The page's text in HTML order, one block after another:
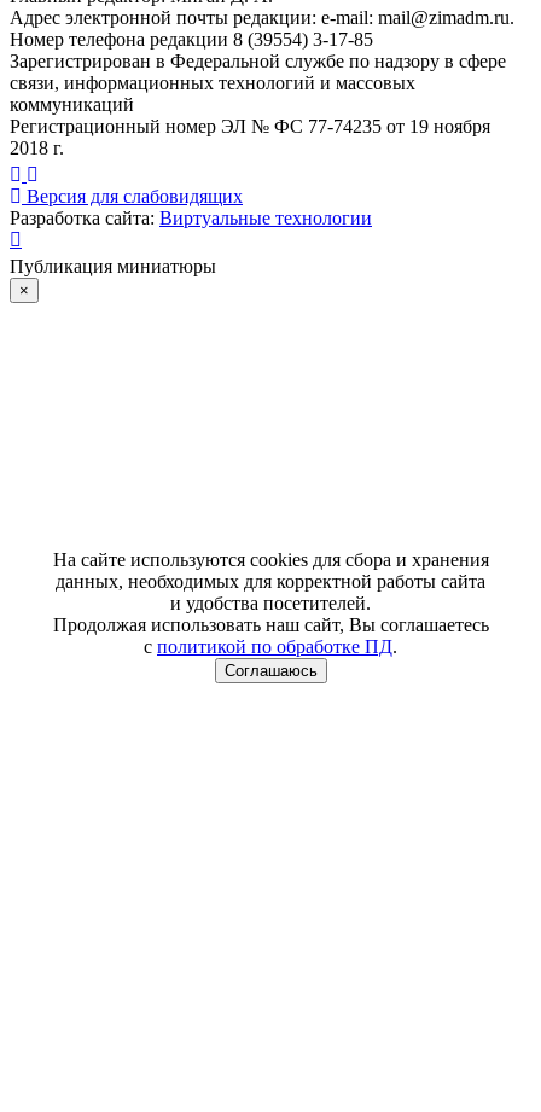
Адрес электронной почты редакции: e-mail: mail@zimadm.ru.
Номер телефона редакции 8 (39554) 3-17-85
Зарегистрирован в Федеральной службе по надзору в сфере
связи, информационных технологий и массовых
коммуникаций
Регистрационный номер ЭЛ № ФС 77-74235 от 19 ноября
2018 г.
Версия для слабовидящих
Разработка сайта: Виртуальные технологии
Публикация миниатюры
×
На сайте используются cookies для сбора и хранения
данных, необходимых для корректной работы сайта
и удобства посетителей.
Продолжая использовать наш сайт, Вы соглашаетесь
с политикой по обработке ПД.
Соглашаюсь